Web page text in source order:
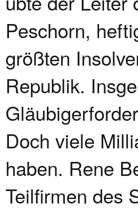
Peschorn,
größten
Republik.
Doch viele
haben. Rene
Teilfirmen des